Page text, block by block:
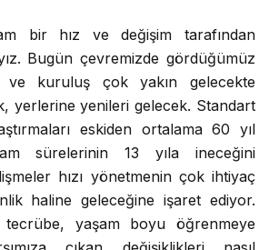
bir hız ve değişim tarafından
Bugün çevremizde gördüğümüz
kuruluş çok yakın gelecekte
yerlerine yenileri gelecek. Standart
eskiden ortalama 60 yıl
sürelerinin 13 yıla ineceğini
hızı yönetmenin çok ihtiyaç
haline geleceğine işaret ediyor.
yaşam boyu öğrenmeye